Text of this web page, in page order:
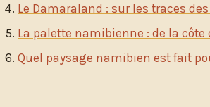
Le Damaraland : sur les traces
La palette namibienne : de la
Quel paysage namibien est fait